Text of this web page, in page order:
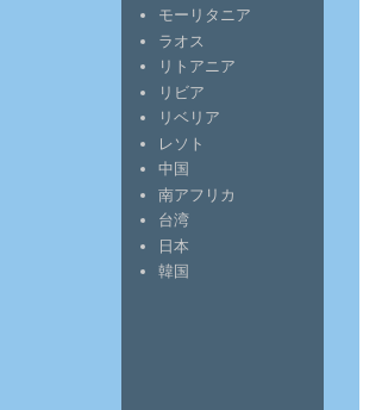
モーリタニア
ラオス
リトアニア
リビア
リベリア
レソト
中国
南アフリカ
台湾
日本
韓国